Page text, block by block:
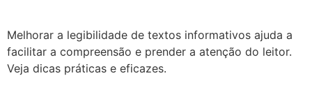
Melhorar a legibilidade de textos informativos ajuda a
facilitar a compreensão e prender a atenção do leitor.
Veja dicas práticas e eficazes.